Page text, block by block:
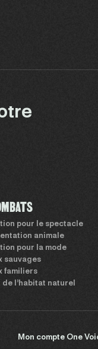
pour le spectacle
animale
pour la mode
sauvages
familiers
de l’habitat naturel
Mon compte One